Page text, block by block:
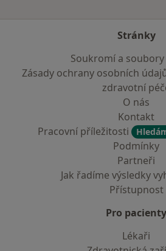
Stránky
Soukromí a
Zásady ochrany osobních
zdravotní
O nás
Kontakt
Pracovní příležitosti
Podmínky
Partneři
Jak řadíme výsledky
Přístupnost
Pro pacienty
Lékaři